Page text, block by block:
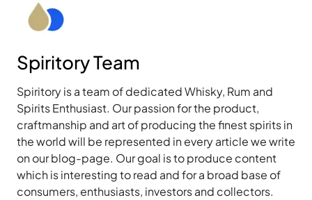
Spiritory Team
Spiritory is a team of dedicated Whisky, Rum and
Spirits Enthusiast. Our passion for the product,
craftmanship and art of producing the finest spirits in
the world will be represented in every article we write
on our blog-page. Our goal is to produce content
which is interesting to read and for a broad base of
consumers, enthusiasts, investors and collectors.